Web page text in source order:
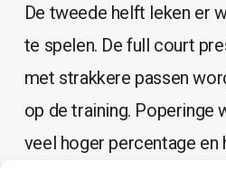
De tweede helft leken er
te spelen. De full court
met strakkere passen
op de training. Poperinge
veel hoger percentage en